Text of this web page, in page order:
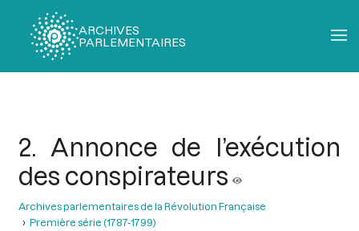
ARCHIVES
PARLEMENTAIRES
2. Annonce de l’exécution
des conspirateurs
Archives parlementaires de la Révolution Française
Première série (1787-1799)